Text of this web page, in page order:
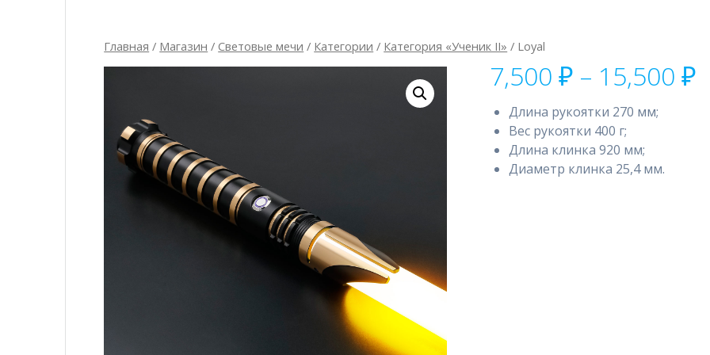
Главная / Магазин / Световые мечи / Категории / Категория «Ученик II» / Loyal
7,500 ₽ – 15,500 ₽
Длина рукоятки 270 мм;
Вес рукоятки 400 г;
Длина клинка 920 мм;
Диаметр клинка 25,4 мм.